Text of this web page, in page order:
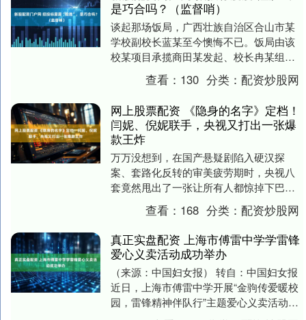
是巧合吗？（监督哨）
谈起那场饭局，广西壮族自治区合山市某
学校副校长蓝某至今懊悔不已。饭局由该
校某项目承揽商田某发起、校长冉某组
织。自走进包厢的那一刻，蓝某的人生道
路就发生了“偏转”....
查看： 130 分类：配资炒股网
网上股票配资 《隐身的名字》定档！
闫妮、倪妮联手，央视又打出一张爆
款王炸
万万没想到，在国产悬疑剧陷入硬汉探
案、套路化反转的审美疲劳期时，央视八
套竟然甩出了一张让所有人都惊掉下巴的
王炸。 3月18日，由杨阳执导，倪妮、闫
妮、刘雅瑟、刘....
查看： 168 分类：配资炒股网
真正实盘配资 上海市傅雷中学学雷锋
爱心义卖活动成功举办
（来源：中国妇女报） 转自：中国妇女报
近日，上海市傅雷中学开展“金驹传爱暖校
园，雷锋精神伴队行”主题爱心义卖活动。
全体师生以爱为媒，传递雷锋精神，为春